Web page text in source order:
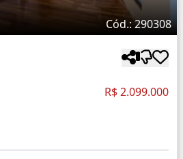
Cód.: 290308
R$ 2.099.000